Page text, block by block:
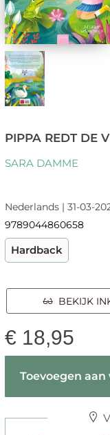
PIPPA REDT DE
SARA DAMME
Nederlands | 31-03-
9789044860658
Hardback
BEKIJK
€ 18,95
Toevoegen